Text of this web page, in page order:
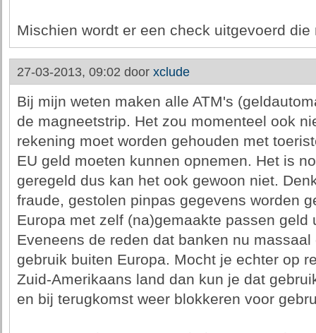
Mischien wordt er een check uitgevoerd
27-03-2013, 09:02 door xclude
Bij mijn weten maken alle ATM's
de magneetstrip. Het zou momenteel ook
rekening moet worden gehouden met
EU geld moeten kunnen opnemen. Het is
geregeld dus kan het ook gewoon niet.
fraude, gestolen pinpas gegevens worden
Europa met zelf (na)gemaakte passen geld
Eveneens de reden dat banken nu
gebruik buiten Europa. Mocht je echter op
Zuid-Amerikaans land dan kun je dat
en bij terugkomst weer blokkeren voor